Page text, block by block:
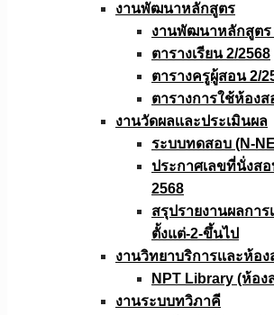
งานพัฒนาหลักสูตร
งานพัฒนาหลักสูตร
ตารางเรียน 2/2568
ตารางครูผู้สอน 2/
ตารางการใช้ห้องส
งานวัดผลเเละประเมินผล
ระบบทดสอบ (N-
ประกาศเลขที่นั่งส
2568
สรุปรายงานผลกา
ตั้งแต่-2-ขึ้นไป
งานวิทยาบริการเเละห้อ
NPT Library (ห้อ
งานระบบทวิภาคี